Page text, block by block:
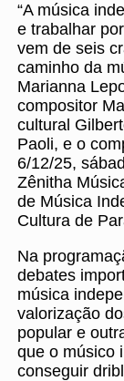
“A música
e trabalhar
vem de seis
caminho da
Marianna
compositor
cultural
Paoli, e o
6/12/25,
Zênitha
de Música
Cultura de
Na
debates
música
valorização
popular e
que o músico
conseguir